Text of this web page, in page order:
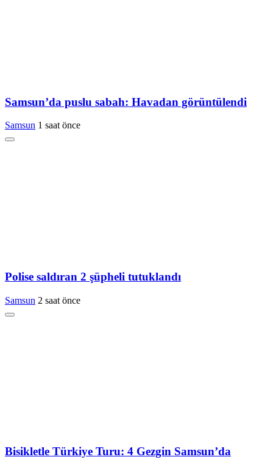
Samsun’da puslu sabah: Havadan görüntülendi
Samsun 1 saat önce
Polise saldıran 2 şüpheli tutuklandı
Samsun 2 saat önce
Bisikletle Türkiye Turu: 4 Gezgin Samsun’da